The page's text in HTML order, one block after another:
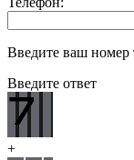
Введите ваш номер
Введите ответ
+